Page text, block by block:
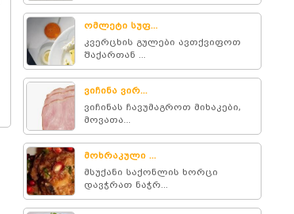
ომლეტი სუფ...
კვერცხის გულები ავთქვიფოთ
შაქართან ...
ვიჩინა ვირ...
ვიჩინას ჩავუმაგროთ მიხაკები,
მოვათა...
მოხრაკული ...
მსუქანი საქონლის ხორცი
დავჭრათ ნაჭრ...